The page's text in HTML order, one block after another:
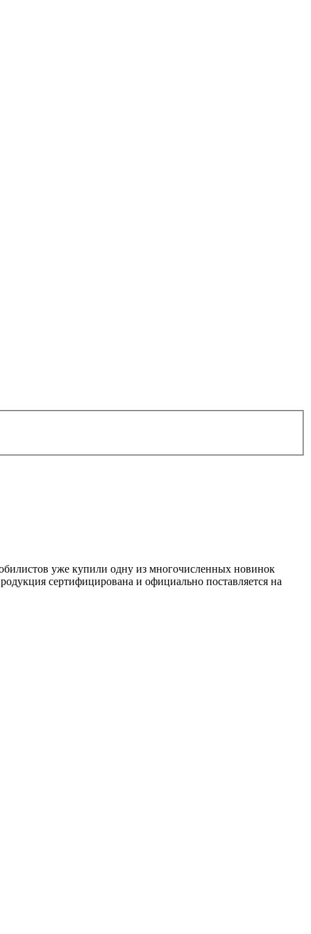
уже купили одну из многочисленных новинок
сертифицирована и официально поставляется на